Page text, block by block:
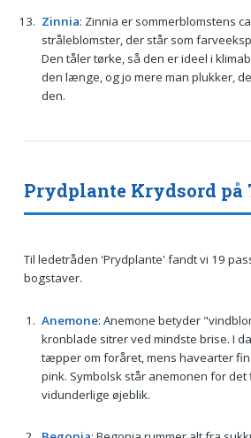
Zinnia: Zinnia er sommerblomstens
stråleblomster, der står som
Den tåler tørke, så den er ideel i
den længe, og jo mere man plukker,
den.
Prydplante Krydsord på
Til ledetråden 'Prydplante' fandt vi 19
bogstaver.
Anemone: Anemone betyder
kronblade sitrer ved mindste brise. I
tæpper om foråret, mens havearter
pink. Symbolsk står anemonen for det
vidunderlige øjeblik.